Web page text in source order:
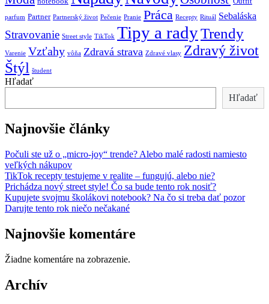
parfum Partner Partnerský život Pečenie Pranie Práca Recepty Rituál Sebaláska
Stravovanie Street style TikTok Tipy a radyTrendy
Varenie Vzťahy vôňa Zdravá strava Zdravé vlasy Zdravý život
Štýl študent
Hľadať
Hľadať
Najnovšie články
Počuli ste už o „micro-joy“ trende? Alebo malé radosti namiesto
veľkých nákupov
TikTok recepty testujeme v realite – fungujú, alebo nie?
Prichádza nový street style! Čo sa bude tento rok nosiť?
Kupujete svojmu školákovi notebook? Na čo si treba dať pozor
Darujte tento rok niečo nečakané
Najnovšie komentáre
Žiadne komentáre na zobrazenie.
Archív